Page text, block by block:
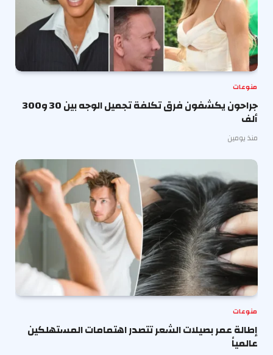
منوعات
جراحون يكشفون فرق تكلفة تجميل الوجه بين 30 و300
ألف
منذ يومين
منوعات
إطالة عمر بصيلات الشعر تتصدر اهتمامات المستهلكين
عالمياً